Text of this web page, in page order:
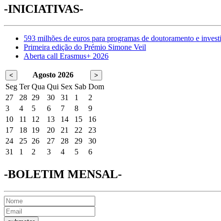
-INICIATIVAS-
593 milhões de euros para programas de doutoramento e
Primeira edição do Prémio Simone Veil
Aberta call Erasmus+ 2026
< Agosto 2026 >
Seg Ter Qua Qui Sex Sab Dom
27
28 29 30 31 1
2
3
4 5 6 7 8
9
10
11 12 13 14 15
16
17
18 19 20 21 22
23
24
25 26 27 28 29
30
31
1 2 3 4 5 6
-BOLETIM MENSAL-